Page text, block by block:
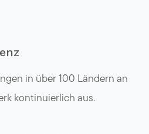
in über 100 Ländern an
kontinuierlich aus.